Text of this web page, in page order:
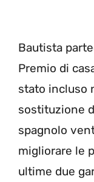
Bautista
Premio di
stato incluso
sostituzione
spagnolo
migliorare le
ultime due